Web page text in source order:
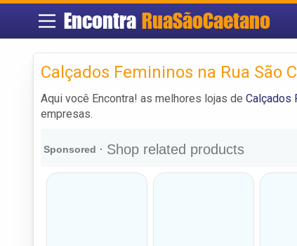
Encontra RuaSãoCaetano
Calçados Femininos na Rua São
Aqui você Encontra! as melhores lojas de Calçados
empresas.